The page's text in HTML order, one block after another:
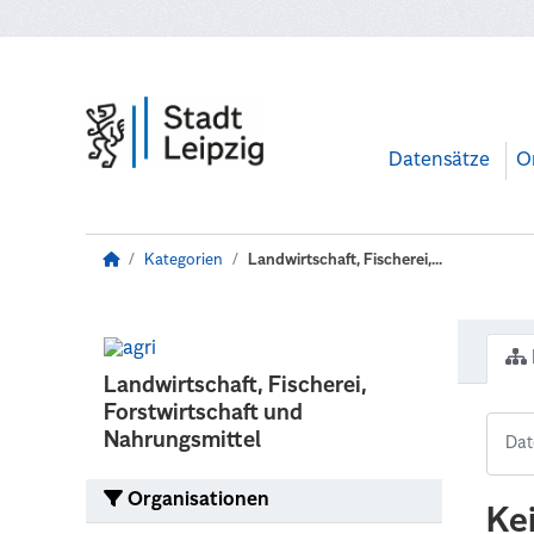
Datensätze
Kategorien Landwirtschaft, Fischerei,...
Landwirtschaft, Fischerei,
Forstwirtschaft und
Nahrungsmittel
Organisationen